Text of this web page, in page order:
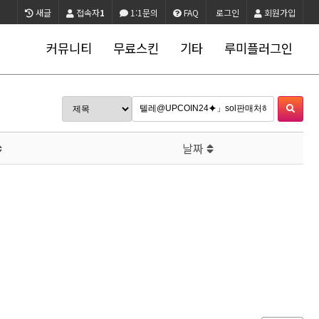
회원가입
로그인
FAQ
1:1문의
접속자1
새글
커뮤니티 무료스킨 기타 루미플러그인
날짜